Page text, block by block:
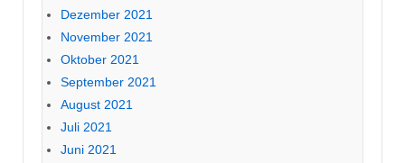
Dezember 2021
November 2021
Oktober 2021
September 2021
August 2021
Juli 2021
Juni 2021